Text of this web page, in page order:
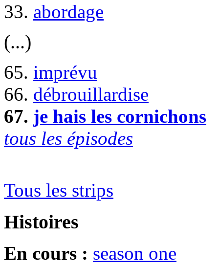
33. abordage
(...)
65. imprévu
66. débrouillardise
67. je hais les cornichons
tous les épisodes
Tous les strips
Histoires
En cours : season one